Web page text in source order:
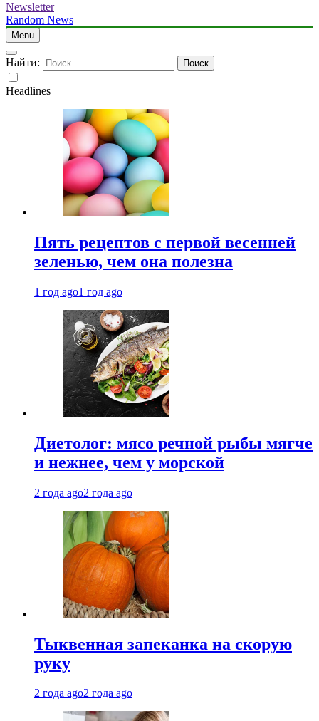
Newsletter
Random News
Menu
Найти:
Headlines
Пять рецептов с первой весенней
зеленью, чем она полезна
1 год ago1 год ago
Диетолог: мясо речной рыбы мягче
и нежнее, чем у морской
2 года ago2 года ago
Тыквенная запеканка на скорую
руку
2 года ago2 года ago